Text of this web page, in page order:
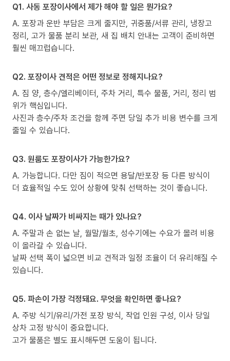
Q1. 사동 포장이사에서 제가 해야 할 일은 뭔가요?
A. 포장과 운반 부담은 크게 줄지만, 귀중품/서류 관리, 냉장고
정리, 고가 물품 분리 보관, 새 집 배치 안내는 고객이 준비하면
훨씬 매끄럽습니다.
Q2. 포장이사 견적은 어떤 정보로 정해지나요?
A. 짐 양, 층수/엘리베이터, 주차 거리, 특수 물품, 거리, 정리 범
위가 핵심입니다.
사진과 층수/주차 조건을 함께 주면 당일 추가 비용 변수를 크게
줄일 수 있습니다.
Q3. 원룸도 포장이사가 가능한가요?
A. 가능합니다. 다만 짐이 적으면 용달/반포장 등 다른 방식이
더 효율적일 수도 있어 상황에 맞춰 선택하는 것이 좋습니다.
Q4. 이사 날짜가 비싸지는 때가 있나요?
A. 주말과 손 없는 날, 월말/월초, 성수기에는 수요가 몰려 비용
이 올라갈 수 있습니다.
날짜 선택 폭이 넓으면 비교 견적과 일정 조율이 더 유리해질 수
있습니다.
Q5. 파손이 가장 걱정돼요. 무엇을 확인하면 좋나요?
A. 주방 식기/유리/가전 포장 방식, 작업 인원 구성, 이사 당일
상차 고정 방식이 중요합니다.
고가 물품은 별도 표시해두면 도움이 됩니다.